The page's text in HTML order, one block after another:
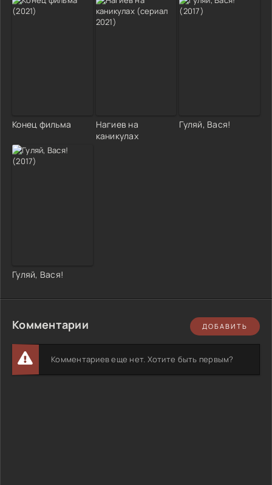
Конец фильма
Нагиев на
каникулах
Гуляй, Вася!
Гуляй, Вася!
Комментарии ДОБАВИТЬ
Комментариев еще нет. Хотите быть первым?